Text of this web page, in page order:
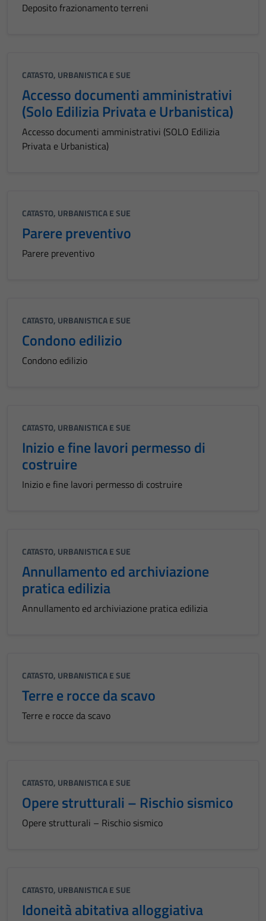
Deposito frazionamento terreni
CATASTO, URBANISTICA E SUE
Accesso documenti amministrativi
(Solo Edilizia Privata e Urbanistica)
Accesso documenti amministrativi (SOLO Edilizia
Privata e Urbanistica)
CATASTO, URBANISTICA E SUE
Parere preventivo
Parere preventivo
CATASTO, URBANISTICA E SUE
Condono edilizio
Condono edilizio
CATASTO, URBANISTICA E SUE
Inizio e fine lavori permesso di
costruire
Inizio e fine lavori permesso di costruire
CATASTO, URBANISTICA E SUE
Annullamento ed archiviazione
pratica edilizia
Annullamento ed archiviazione pratica edilizia
CATASTO, URBANISTICA E SUE
Terre e rocce da scavo
Terre e rocce da scavo
CATASTO, URBANISTICA E SUE
Opere strutturali – Rischio sismico
Opere strutturali – Rischio sismico
CATASTO, URBANISTICA E SUE
Idoneità abitativa alloggiativa